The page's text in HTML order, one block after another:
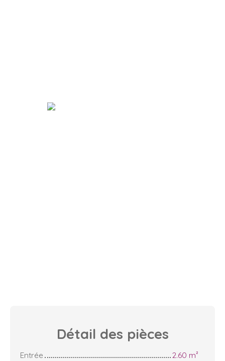
Détail des pièces
Entrée
2.60 m²